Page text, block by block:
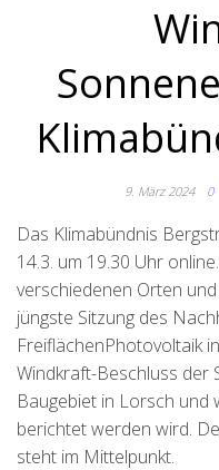
9. März 2024 0
Das Klimabündnis
14.3. um 19.30 Uhr
verschiedenen Orten
jüngste Sitzung des
FreiflächenPhotovoltaik
Windkraft-Beschluss der
Baugebiet in Lorsch
berichtet werden wird.
steht im Mittelpunkt.